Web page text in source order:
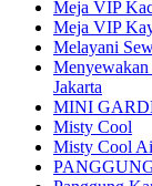
Meja VIP
Meja VIP
Melayani
Jakarta
MINI
Misty Cool
Misty Cool